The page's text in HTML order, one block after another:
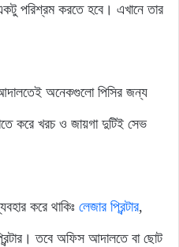
পরিশ্রম করতে হবে। এখানে তার
অনেকগুলো পিসির জন্য
করে খরচ ও জায়গা দুটিই সেভ
করে থাকিঃ লেজার প্রিন্টার,
তবে অফিস আদালতে বা ছোট